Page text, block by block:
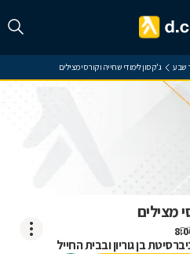
שבע ג'קסון לימודי שחייה וקורסי מצילים
מצילים
בן גוריון ובבית החייל